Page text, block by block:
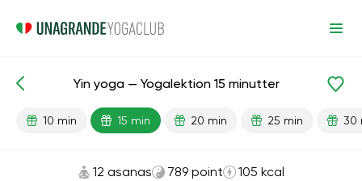
Færdiglavede lektioner Lempelse
Yin yoga — Yogalektion 15 minutter
10 min 15 min 20 min 25 min 30
12 asanas 789 point 105 kcal